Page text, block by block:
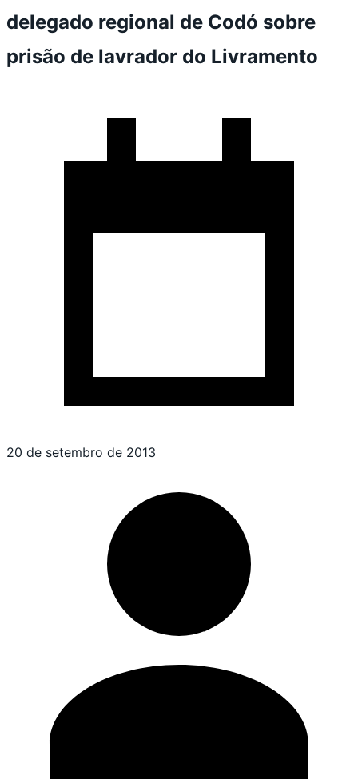
delegado regional de Codó sobre
prisão de lavrador do Livramento
20 de setembro de 2013